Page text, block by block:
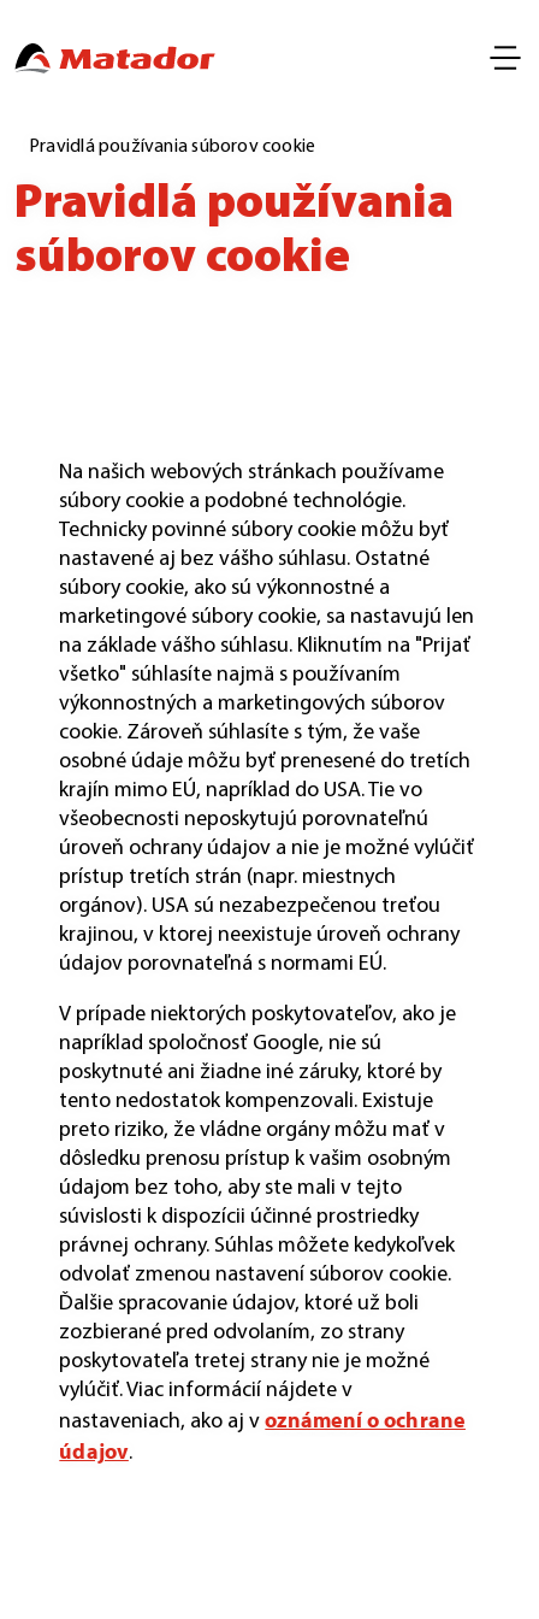
Pravidlá používania súborov cookie
Pravidlá používania
súborov cookie
Na našich webových stránkach používame
súbory cookie a podobné technológie.
Technicky povinné súbory cookie môžu byť
nastavené aj bez vášho súhlasu. Ostatné
súbory cookie, ako sú výkonnostné a
marketingové súbory cookie, sa nastavujú len
na základe vášho súhlasu. Kliknutím na "Prijať
všetko" súhlasíte najmä s používaním
výkonnostných a marketingových súborov
cookie. Zároveň súhlasíte s tým, že vaše
osobné údaje môžu byť prenesené do tretích
krajín mimo EÚ, napríklad do USA. Tie vo
všeobecnosti neposkytujú porovnateľnú
úroveň ochrany údajov a nie je možné vylúčiť
prístup tretích strán (napr. miestnych
orgánov). USA sú nezabezpečenou treťou
krajinou, v ktorej neexistuje úroveň ochrany
údajov porovnateľná s normami EÚ.
V prípade niektorých poskytovateľov, ako je
napríklad spoločnosť Google, nie sú
poskytnuté ani žiadne iné záruky, ktoré by
tento nedostatok kompenzovali. Existuje
preto riziko, že vládne orgány môžu mať v
dôsledku prenosu prístup k vašim osobným
údajom bez toho, aby ste mali v tejto
súvislosti k dispozícii účinné prostriedky
právnej ochrany. Súhlas môžete kedykoľvek
odvolať zmenou nastavení súborov cookie.
Ďalšie spracovanie údajov, ktoré už boli
zozbierané pred odvolaním, zo strany
poskytovateľa tretej strany nie je možné
vylúčiť. Viac informácií nájdete v
nastaveniach, ako aj voznámení o ochrane
údajov.